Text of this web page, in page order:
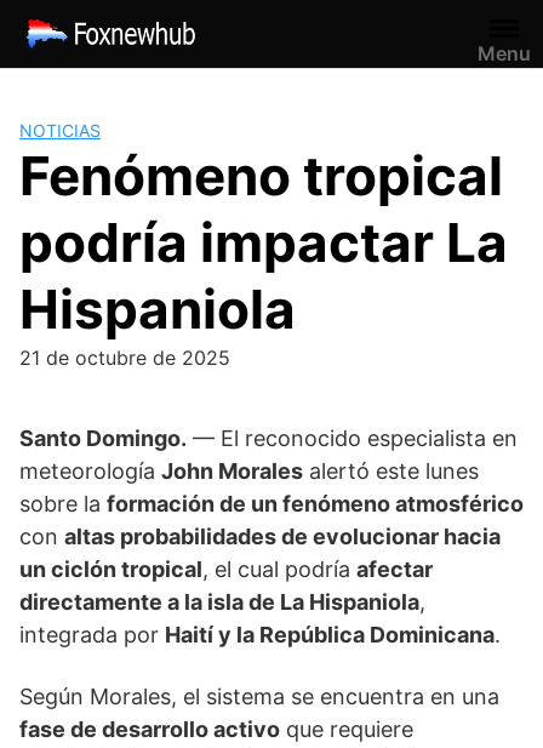
Saltar
contenido
Menu
NOTICIAS
Fenómeno tropical
podría impactar La
Hispaniola
21 de octubre de 2025
Santo Domingo. — El reconocido especialista en
meteorología John Morales alertó este lunes
sobre la formación de un fenómeno atmosférico
con altas probabilidades de evolucionar hacia
un ciclón tropical, el cual podría afectar
directamente a la isla de La Hispaniola,
integrada por Haití y la República Dominicana.
Según Morales, el sistema se encuentra en una
fase de desarrollo activo que requiere